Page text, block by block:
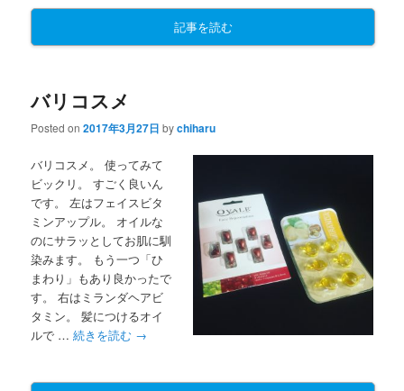
記事を読む
バリコスメ
Posted on2017年3月27日 bychiharu
バリコスメ。 使ってみて
ビックリ。 すごく良いん
です。 左はフェイスビタ
ミンアップル。 オイルな
のにサラッとしてお肌に馴
染みます。 もう一つ「ひ
まわり」もあり良かったで
す。 右はミランダヘアビ
タミン。 髪につけるオイ
ルで …続きを読む →